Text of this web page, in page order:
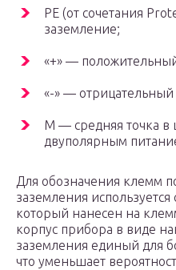
PE (от сочетания
заземление;
«+» —
«-» —
М — средняя точка в
двуполярным
Для обозначения клемм
заземления
который нанесен на
корпус прибора в виде
заземления единый для
что уменьшает